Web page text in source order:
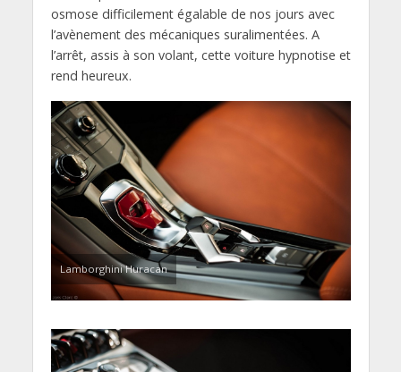
osmose difficilement égalable de nos jours avec
l’avènement des mécaniques suralimentées. A
l’arrêt, assis à son volant, cette voiture hypnotise et
rend heureux.
Lamborghini Huracan